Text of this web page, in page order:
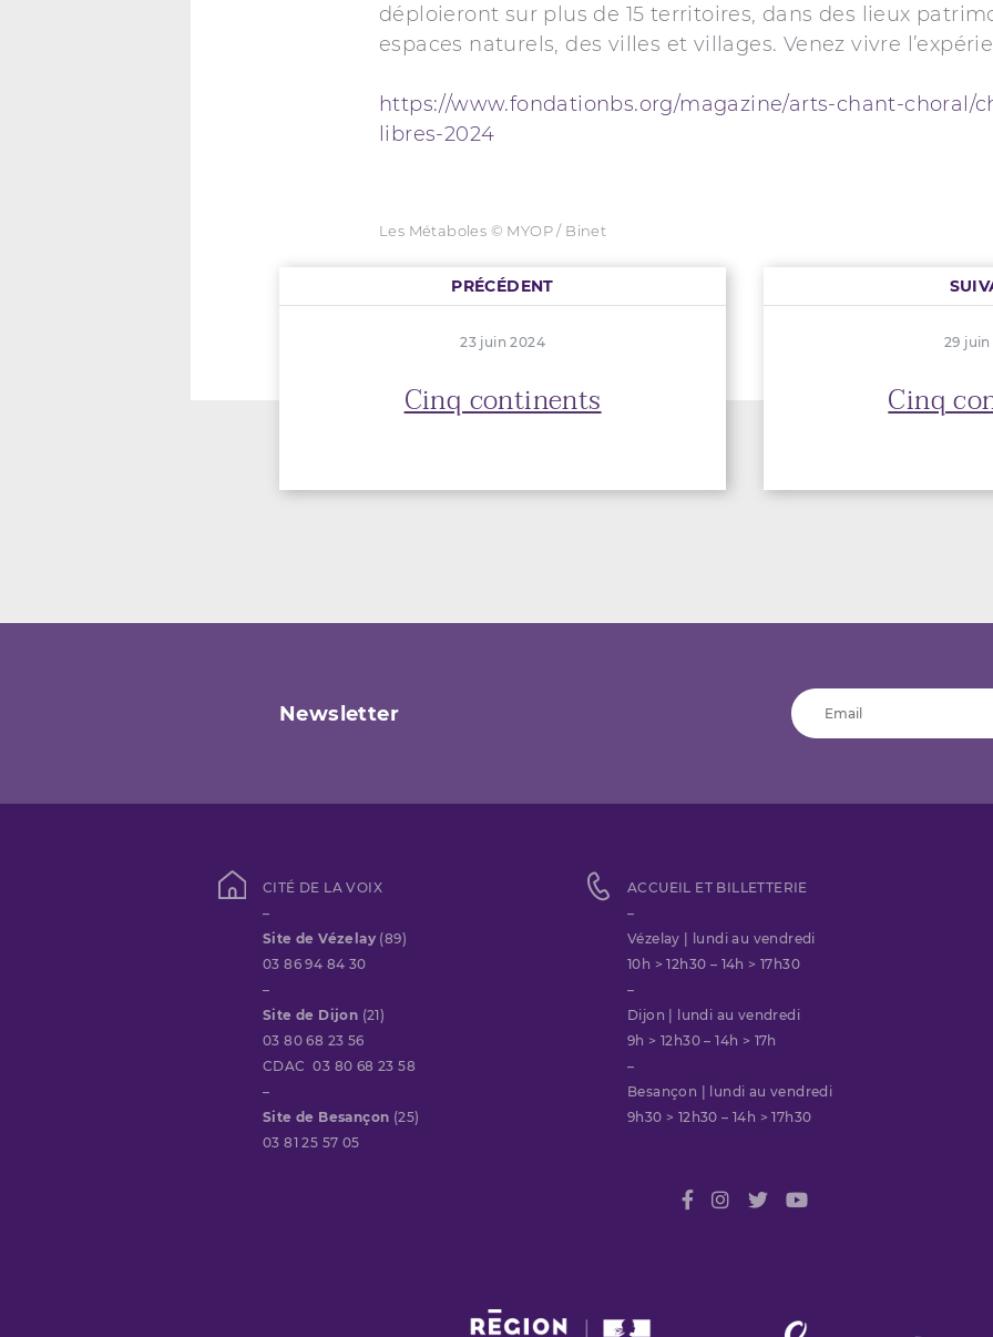
déploieront sur plus de 15 territoires, dans des lieux
espaces naturels, des villes et villages. Venez vivre
https://www.fondationbs.org/magazine/arts-chant-choral/
libres-2024
Les Métaboles © MYOP / Binet
PRÉCÉDENT
23 juin 2024
Cinq continents
29
Cinq
Newsletter
CITÉ DE LA VOIX
–
Site de Vézelay (89)
03 86 94 84 30
–
Site de Dijon (21)
03 80 68 23 56
CDAC 03 80 68 23 58
–
Site de Besançon (25)
03 81 25 57 05
ACCUEIL ET BILLETTERIE
–
Vézelay | lundi au vendredi
10h > 12h30 – 14h > 17h30
–
Dijon | lundi au vendredi
9h > 12h30 – 14h > 17h
–
Besançon | lundi au vendredi
9h30 > 12h30 – 14h > 17h30